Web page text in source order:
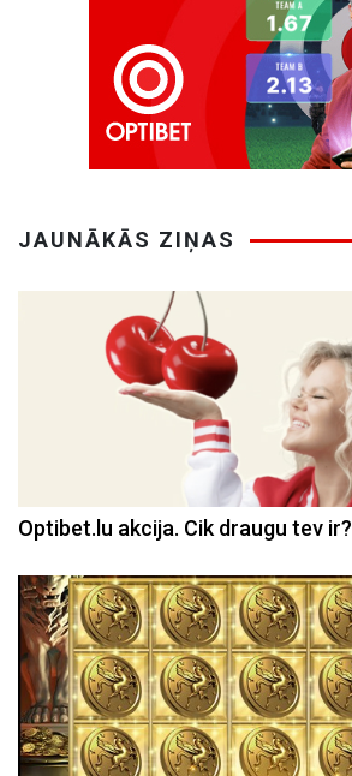
JAUNĀKĀS ZIŅAS
Optibet.lu akcija. Cik draugu tev ir?